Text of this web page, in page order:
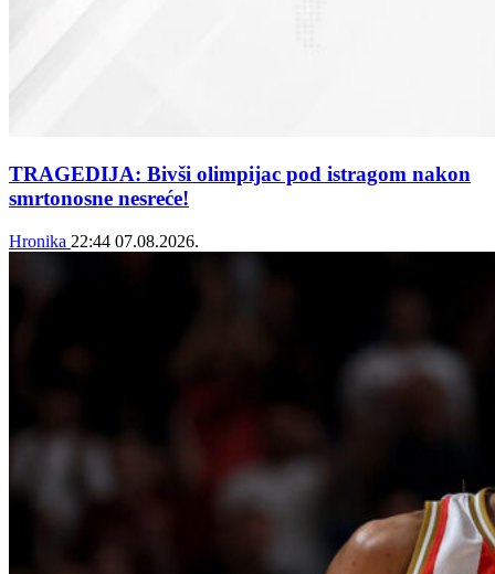
TRAGEDIJA: Bivši olimpijac pod istragom nakon
smrtonosne nesreće!
Hronika 22:44 07.08.2026.